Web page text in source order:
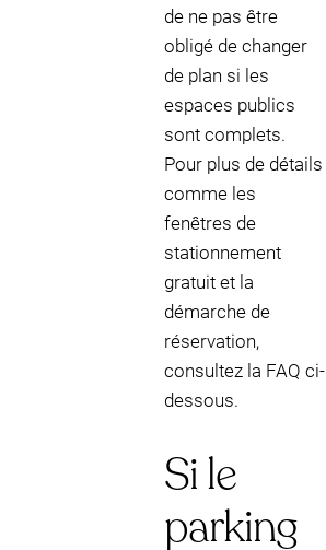
de ne pas être
obligé de changer
de plan si les
espaces publics
sont complets.
Pour plus de détails
comme les
fenêtres de
stationnement
gratuit et la
démarche de
réservation,
consultez la FAQ ci-
dessous.
Si le
parking